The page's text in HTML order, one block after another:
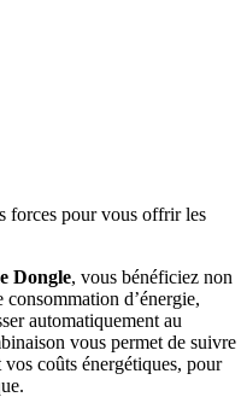
forces pour vous offrir les
Dongle, vous bénéficiez non
consommation d’énergie,
automatiquement au
vous permet de suivre
coûts énergétiques, pour